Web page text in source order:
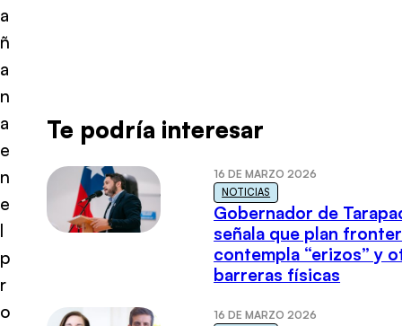
a
ñ
a
n
a
e
n
e
l
p
r
o
Te podría interesar
16 DE MARZO 2026
NOTICIAS
Gobernador de
señala que plan
contempla “erizos” y
barreras físicas
16 DE MARZO 2026